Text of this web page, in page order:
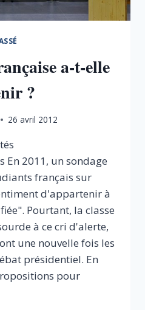
a-t-elle
?
26 avril 2012
En 2011, un sondage
français sur
d'appartenir à
Pourtant, la classe
à ce cri d'alerte,
une nouvelle fois les
présidentiel. En
pour